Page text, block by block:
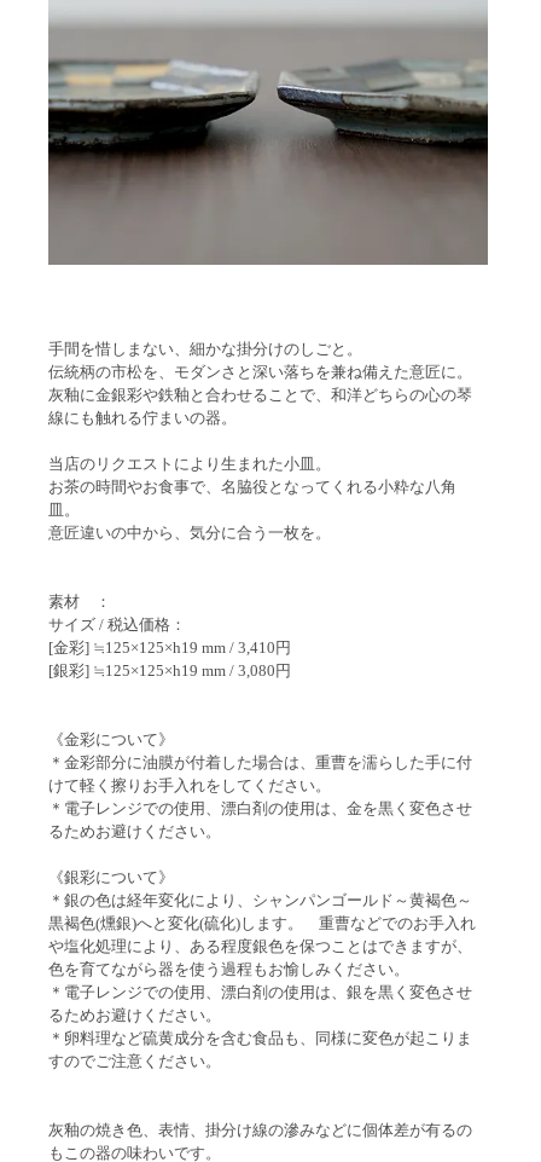
手間を惜しまない、細かな掛分けのしごと。
伝統柄の市松を、モダンさと深い落ちを兼ね備えた意匠に。
灰釉に金銀彩や鉄釉と合わせることで、和洋どちらの心の琴
線にも触れる佇まいの器。
当店のリクエストにより生まれた小皿。
お茶の時間やお食事で、名脇役となってくれる小粋な八角
皿。
意匠違いの中から、気分に合う一枚を。
素材 ：
サイズ / 税込価格：
[金彩] ≒125×125×h19 mm / 3,410円
[銀彩] ≒125×125×h19 mm / 3,080円
《金彩について》
＊金彩部分に油膜が付着した場合は、重曹を濡らした手に付
けて軽く擦りお手入れをしてください。
＊電子レンジでの使用、漂白剤の使用は、金を黒く変色させ
るためお避けください。
《銀彩について》
＊銀の色は経年変化により、シャンパンゴールド～黄褐色～
黒褐色(燻銀)へと変化(硫化)します。 重曹などでのお手入れ
や塩化処理により、ある程度銀色を保つことはできますが、
色を育てながら器を使う過程もお愉しみください。
＊電子レンジでの使用、漂白剤の使用は、銀を黒く変色させ
るためお避けください。
＊卵料理など硫黄成分を含む食品も、同様に変色が起こりま
すのでご注意ください。
灰釉の焼き色、表情、掛分け線の滲みなどに個体差が有るの
もこの器の味わいです。